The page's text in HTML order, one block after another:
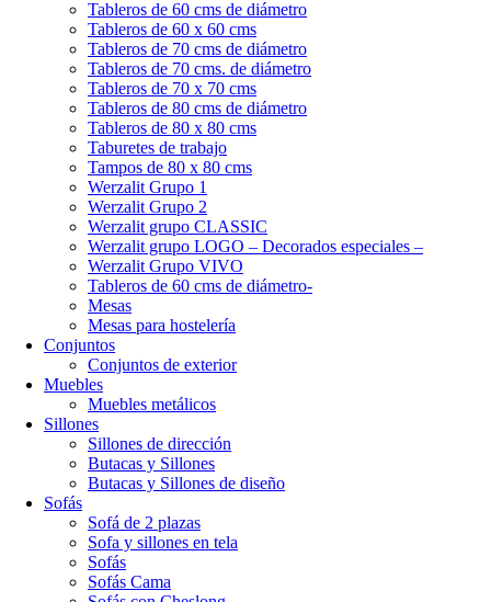
Tableros de 60 cms de diámetro
Tableros de 60 x 60 cms
Tableros de 70 cms de diámetro
Tableros de 70 cms. de diámetro
Tableros de 70 x 70 cms
Tableros de 80 cms de diámetro
Tableros de 80 x 80 cms
Taburetes de trabajo
Tampos de 80 x 80 cms
Werzalit Grupo 1
Werzalit Grupo 2
Werzalit grupo CLASSIC
Werzalit grupo LOGO – Decorados especiales –
Werzalit Grupo VIVO
Tableros de 60 cms de diámetro-
Mesas
Mesas para hostelería
Conjuntos
Conjuntos de exterior
Muebles
Muebles metálicos
Sillones
Sillones de dirección
Butacas y Sillones
Butacas y Sillones de diseño
Sofás
Sofá de 2 plazas
Sofa y sillones en tela
Sofás
Sofás Cama